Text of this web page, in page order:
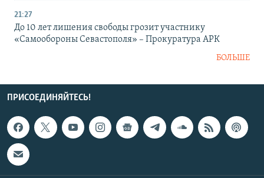
21:27
До 10 лет лишения свободы грозит участнику
«Самообороны Севастополя» – Прокуратура АРК
БОЛЬШЕ
ПРИСОЕДИНЯЙТЕСЬ!